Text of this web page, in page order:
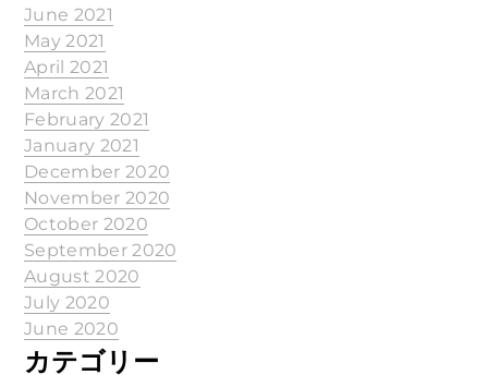
June 2021
May 2021
April 2021
March 2021
February 2021
January 2021
December 2020
November 2020
October 2020
September 2020
August 2020
July 2020
June 2020
カテゴリー